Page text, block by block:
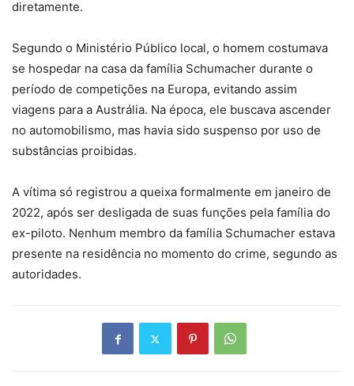
diretamente.
Segundo o Ministério Público local, o homem costumava
se hospedar na casa da família Schumacher durante o
período de competições na Europa, evitando assim
viagens para a Austrália. Na época, ele buscava ascender
no automobilismo, mas havia sido suspenso por uso de
substâncias proibidas.
A vítima só registrou a queixa formalmente em janeiro de
2022, após ser desligada de suas funções pela família do
ex-piloto. Nenhum membro da família Schumacher estava
presente na residência no momento do crime, segundo as
autoridades.